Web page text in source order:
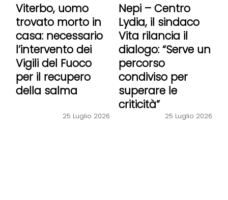
Viterbo, uomo
trovato morto in
casa: necessario
l’intervento dei
Vigili del Fuoco
per il recupero
della salma
25 Luglio 2026
Nepi – Centro
Lydia, il sindaco
Vita rilancia il
dialogo: “Serve un
percorso
condiviso per
superare le
criticità”
25 Luglio 2026